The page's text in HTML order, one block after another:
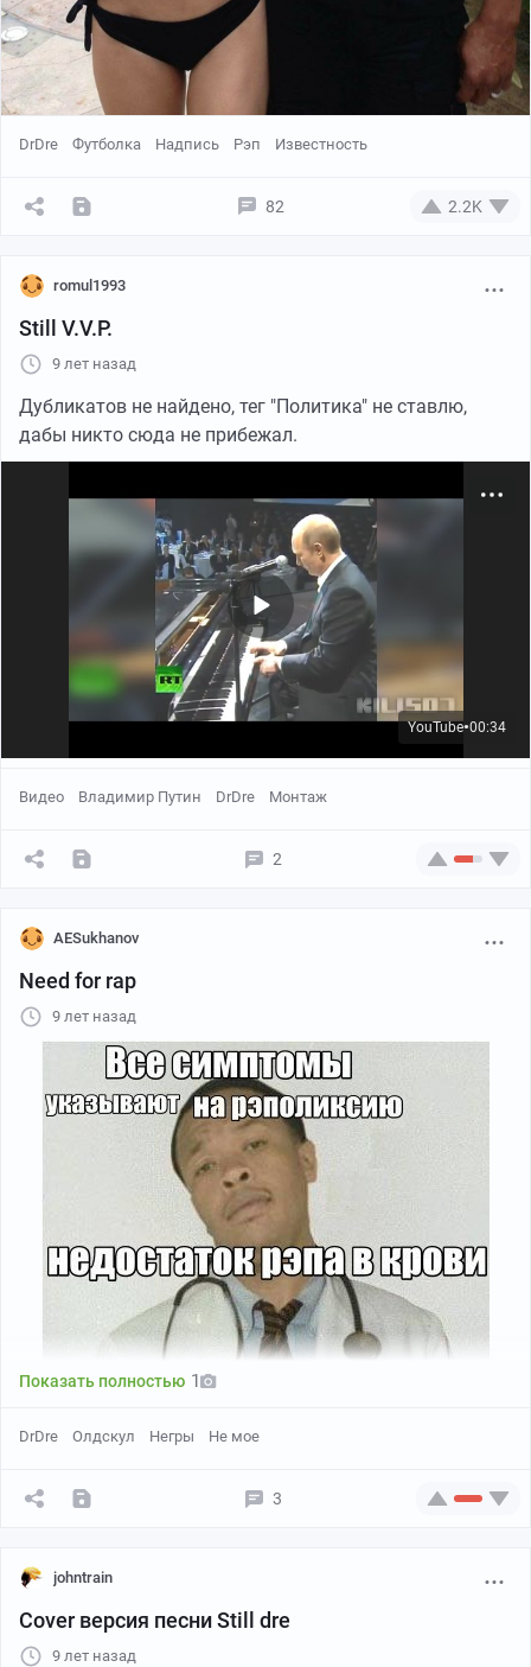
DrDre Футболка Надпись Рэп Известность
82 2.2K
romul1993
Still V.V.P.
9 лет назад
Дубликатов не найдено, тег "Политика" не ставлю,
дабы никто сюда не прибежал.
YouTube●00:34
Видео Владимир Путин DrDre Монтаж
2
AESukhanov
Need for rap
9 лет назад
с просторов
Показать полностью 1
DrDre Олдскул Негры Не мое
3
johntrain
Cover версия песни Still dre
9 лет назад